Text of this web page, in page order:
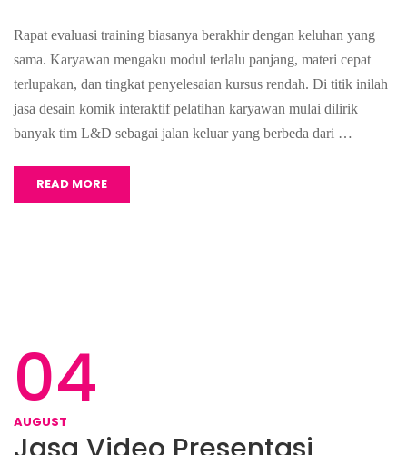
Rapat evaluasi training biasanya berakhir dengan keluhan yang
sama. Karyawan mengaku modul terlalu panjang, materi cepat
terlupakan, dan tingkat penyelesaian kursus rendah. Di titik inilah
jasa desain komik interaktif pelatihan karyawan mulai dilirik
banyak tim L&D sebagai jalan keluar yang berbeda dari …
READ MORE
04
AUGUST